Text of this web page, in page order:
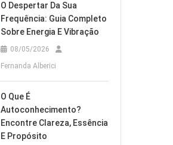
O Despertar Da Sua
Frequência: Guia Completo
Sobre Energia E Vibração
08/05/2026
Fernanda Alberici
O Que É
Autoconhecimento?
Encontre Clareza, Essência
E Propósito